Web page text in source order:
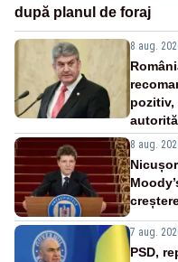
după planul de foraj
8 aug.
pozitiv,
8 aug.
7 aug.
PSD,